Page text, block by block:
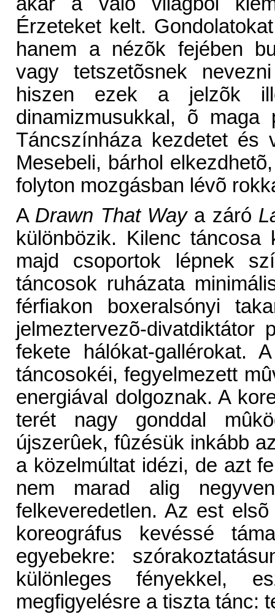
Érzeteket kelt.
hanem a nézõk fejében
vagy tetszetõsnek
hiszen ezek a jelzõk
dinamizmusukkal, õ
Táncszínháza kezdetet és
Mesebeli, bárhol
folyton mozgásban lévõ
A Drawn That Waya záró
különbözik. Kilenc
majd csoportok lépnek
táncosok ruházata
férfiakon boxeralsónyi
jelmeztervezõ-divatdiktátor
fekete hálókat-gallérokat.
táncosokéi, fegyelmezett
energiával dolgoznak. A
terét nagy gonddal
újszerûek, fûzésük inkább
a közelmúltat idézi, de azt
nem marad alig
felkeveredetlen. Az est
koreográfus kevéssé
egyebekre:
különleges fényekkel,
megfigyelésre a tiszta tánc: